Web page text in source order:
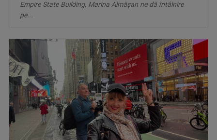
Empire State Building, Marina Almăşan ne dă întâlnire
pe...